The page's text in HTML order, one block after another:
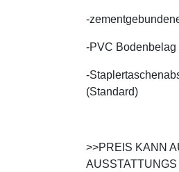
-
-PVC
-
(Standard)
>>PREIS KANN
AUSSTATTUNGS